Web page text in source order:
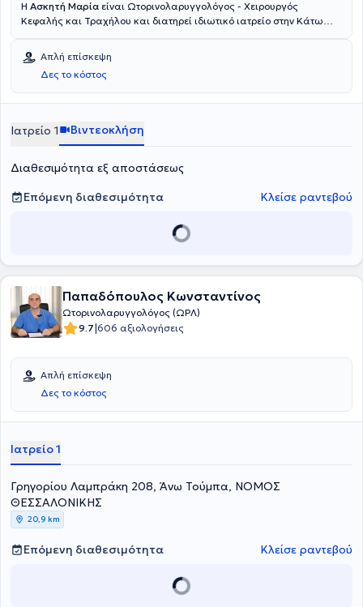
Η Ασκητή Μαρία είναι Ωτορινολαρυγγολόγος - Χειρουργός
Κεφαλής και Τραχήλου και διατηρεί ιδιωτικό ιατρείο στην Κάτω
Euromedica Γενική Κλινική Θεσσαλονίκης. Είναι πτυχιούχος της
Ιατρικής Σχολής του Δημοκρίτειου Πανεπιστημίου Θράκης και
ειδικεύτηκε στην Ωτορινολαρυγγολογία στο Πανεπιστημιακό
Νοσοκομείο Λάρισας. Παράλληλα, έχει εκπαιδευθεί στη
διετέλεσε Επικουρική Ιατρός στο Πανεπιστημιακό Νοσοκομείο
Λάρισας. Στο ιδιωτικό της ιατρείο προσφέρει πλήθος υπηρεσιών,
Απλή επίσκεψη
Δες το κόστος
Ιατρείο 1 Βιντεοκλήση
Διαθεσιμότητα εξ αποστάσεως
Επόμενη διαθεσιμότητα
Κλείσε ραντεβού
Παπαδόπουλος Κωνσταντίνος
Ωτορινολαρυγγολόγος (ΩΡΛ)
9.7|606 αξιολογήσεις
Απλή επίσκεψη
Δες το κόστος
Ιατρείο 1
Γρηγορίου Λαμπράκη 208, Άνω Τούμπα, ΝΟΜΟΣ
ΘΕΣΣΑΛΟΝΙΚΗΣ
20,9 km
Επόμενη διαθεσιμότητα Κλείσε ραντεβού